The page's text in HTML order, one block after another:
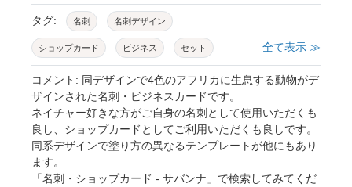
タグ: 名刺 名刺デザイン
ショップカード ビジネス セット
テンプレート ストライプ アイテム
アフリカ 象
全て表示 ≫
コメント: 同デザインで4色のアフリカに生息する動物がデ
ザインされた名刺・ビジネスカードです。
ネイチャー好きな方がご自身の名刺として使用いただくも
良し、ショップカードとしてご利用いただくも良しです。
同系デザインで塗り方の異なるテンプレートが他にもあり
ます。
「名刺・ショップカード - サバンナ」で検索してみてくだ